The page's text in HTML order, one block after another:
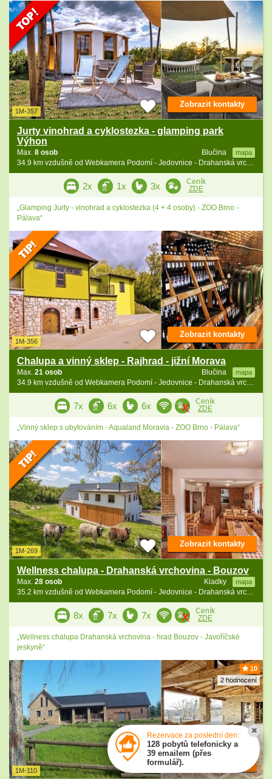
1M-357
Jurty vinohrad a cyklostezka - glamping park
Výhon
Blučina mapa
Max. 8 osob
34.9 km vzdušně od Webkamera Podomí - Jedovnice - Drahanská vrchovina
Zobrazit kontakty
2x 1x 3x
Ceník
ZDE
„Glamping Jurty - vinohrad a cyklostezka (4 + 4 osoby) - ZOO Brno -
Pálava“
1M-356
Chalupa a vinný sklep - Rajhrad - jižní Morava
Blučina mapa
Max. 21 osob
34.9 km vzdušně od Webkamera Podomí - Jedovnice - Drahanská vrchovina
Zobrazit kontakty
7x 6x 6x
Ceník
ZDE
„Vinný sklep s ubytováním - Aqualand Moravia - ZOO Brno - Pálava“
1M-269
Wellness chalupa - Drahanská vrchovina - Bouzov
Kladky mapa
Max. 28 osob
35.2 km vzdušně od Webkamera Podomí - Jedovnice - Drahanská vrchovina
Zobrazit kontakty
8x 7x 7x
Ceník
ZDE
„Wellness chalupa Drahanská vrchovina - hrad Bouzov - Javoříčské
jeskyně“
10
2 hodnocení
1M-110
Zobrazit kontakty
Rezervace za poslední den:
128 pobytů telefonicky a
39 emailem (přes
formulář).